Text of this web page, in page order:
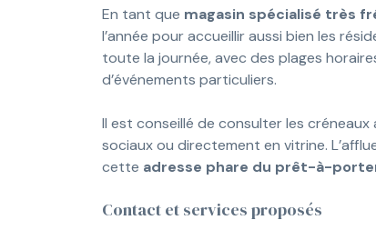
En tant que magasin spécialisé très
l’année pour accueillir aussi bien les
toute la journée, avec des plages
d’événements particuliers.
Il est conseillé de consulter les
sociaux ou directement en vitrine.
cette adresse phare du prêt-à-
Contact et services proposés